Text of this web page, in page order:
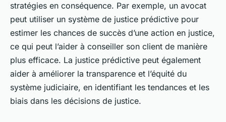
stratégies en conséquence. Par exemple, un avocat
peut utiliser un système de justice prédictive pour
estimer les chances de succès d’une action en justice,
ce qui peut l’aider à conseiller son client de manière
plus efficace. La justice prédictive peut également
aider à améliorer la transparence et l’équité du
système judiciaire, en identifiant les tendances et les
biais dans les décisions de justice.